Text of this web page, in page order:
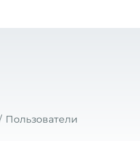
Пользователи